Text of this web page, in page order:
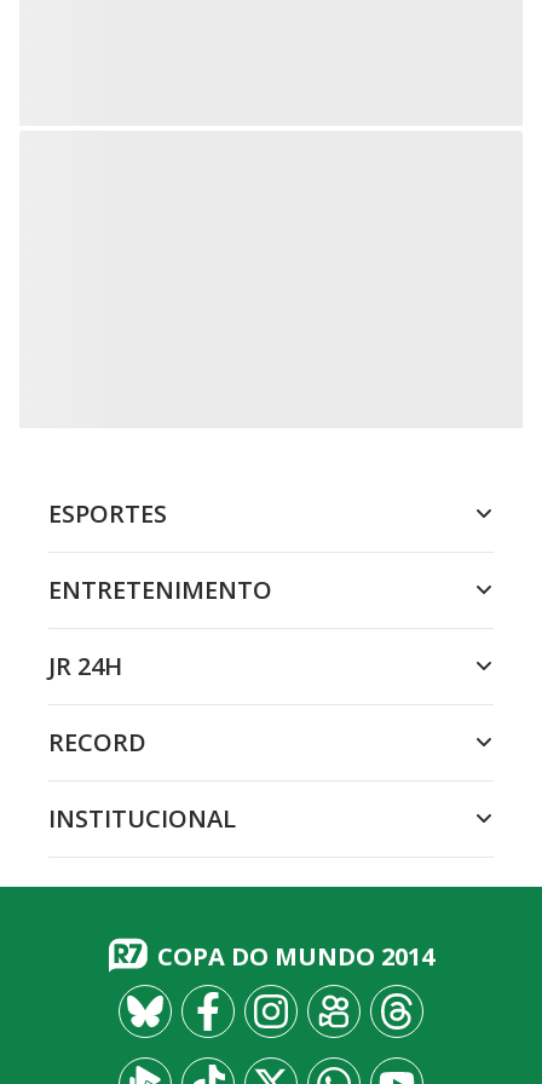
ESPORTES
ENTRETENIMENTO
JR 24H
RECORD
INSTITUCIONAL
COPA DO MUNDO 2014